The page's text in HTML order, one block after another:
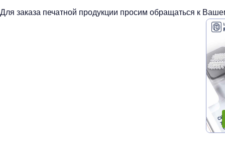
Для заказа печатной продукции просим обращаться к